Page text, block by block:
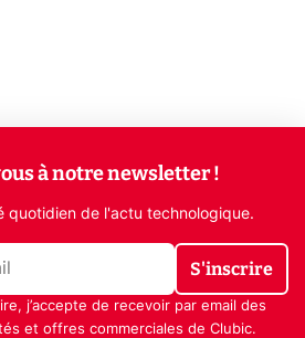
à notre newsletter !
quotidien de l'actu technologique.
S'inscrire
j’accepte de recevoir par email des
et offres commerciales de Clubic.